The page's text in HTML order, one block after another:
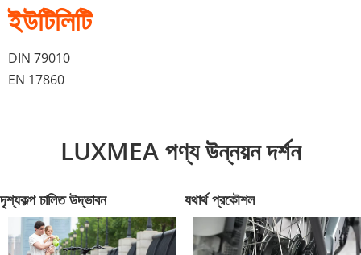
ইউটিলিটি
DIN 79010
EN 17860
LUXMEA পণ্য উন্নয়ন দর্শন
দৃশ্যকল্প চালিত উদ্ভাবন যথার্থ প্রকৌশল